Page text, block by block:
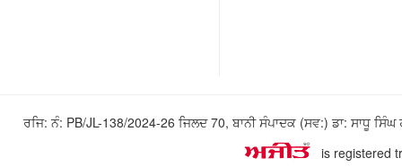
ਰਜਿ: ਨੰ: PB/JL-138/2024-26 ਜਿਲਦ 70, ਬਾਨੀ ਸੰਪਾਦਕ (ਸਵ:) ਡਾ: ਸਾਧੂ
is registered